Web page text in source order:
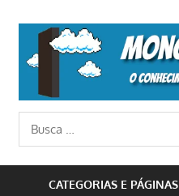
content
o
conhecimento
Busca
para:
CATEGORIAS E PÁGINAS